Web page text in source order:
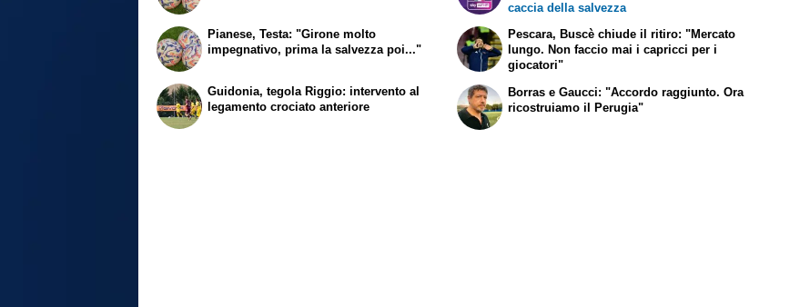
caccia della salvezza
Pianese, Testa: "Girone molto
impegnativo, prima la salvezza poi..."
Guidonia, tegola Riggio: intervento al
legamento crociato anteriore
Pescara, Buscè chiude il ritiro: "Mercato
lungo. Non faccio mai i capricci per i
giocatori"
Borras e Gaucci: "Accordo raggiunto. Ora
ricostruiamo il Perugia"